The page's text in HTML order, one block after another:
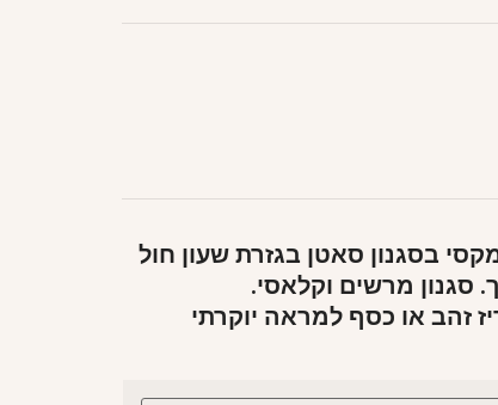
בסגנון סאטן בגזרת שעון חול
סגנון מרשים וקלאסי.
זהב או כסף למראה יוקרתי